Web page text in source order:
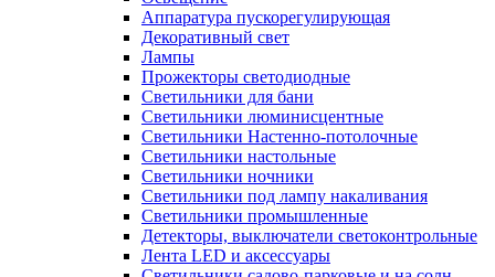
Аппаратура пускорегулирующая
Декоративный свет
Лампы
Прожекторы светодиодные
Светильники для бани
Светильники люминисцентные
Светильники Настенно-потолочные
Светильники настольные
Светильники ночники
Светильники под лампу накаливания
Светильники промышленные
Детекторы, выключатели светоконтрольные
Лента LED и аксессуары